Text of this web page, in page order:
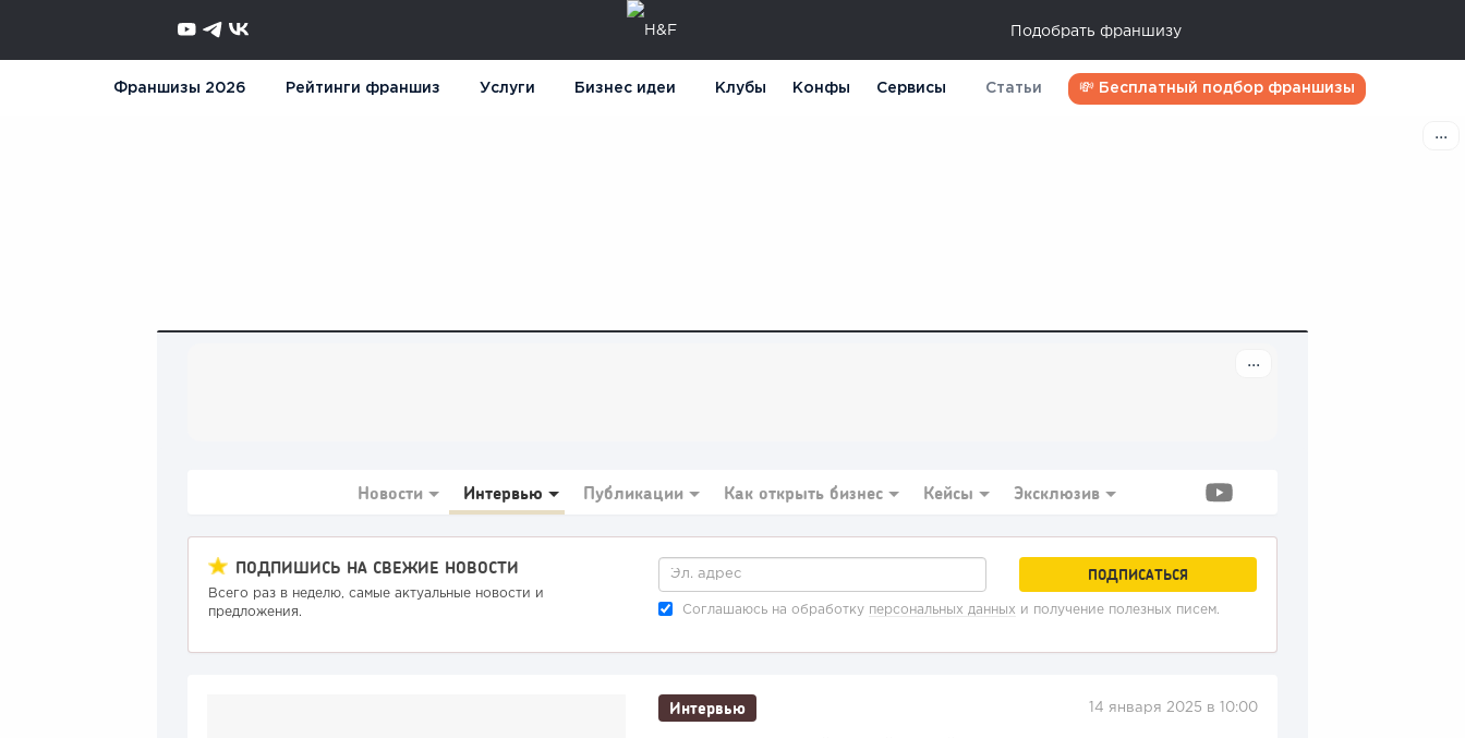
Подобрать франшизу
Франшизы 2026 Рейтинги франшиз Услуги Бизнес идеи Клубы Конфы Сервисы Статьи 💸 Бесплатный подбор франшизы
Новости Интервью Публикации Как открыть бизнес Кейсы Эксклюзив
ПОДПИШИСЬ НА СВЕЖИЕ НОВОСТИ
Всего раз в неделю, самые актуальные новости и
предложения.
Соглашаюсь на обработку персональных данных и получение полезных писем.
Интервью 14 января 2025 в 10:00